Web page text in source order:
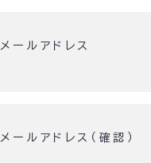
メールアドレス
メールアドレス（確認）